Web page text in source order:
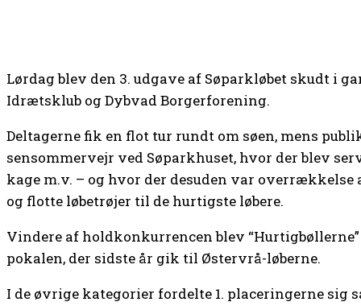
Lørdag blev den 3. udgave af Søparkløbet skudt i
Idrætsklub og Dybvad Borgerforening.
Deltagerne fik en flot tur rundt om søen, mens
sensommervejr ved Søparkhuset, hvor der blev
kage m.v. – og hvor der desuden var
og flotte løbetrøjer til de hurtigste løbere.
Vindere af holdkonkurrencen blev
pokalen, der sidste år gik til Østervrå-løberne.
I de øvrige kategorier fordelte 1. placeringerne sig